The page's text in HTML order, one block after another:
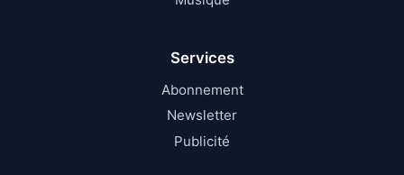
Services
Abonnement
Newsletter
Publicité